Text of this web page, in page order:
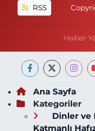
RSS
Haber
Ana Sayfa
Kategoriler
Dinler ve
Katmanlı